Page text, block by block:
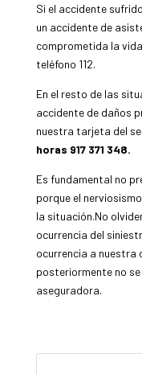
Si el accidente
un accidente de
comprometida la
teléfono 112.
En el resto de las
accidente de daños
nuestra tarjeta del
horas 917 371 348.
Es fundamental no
porque el
la situación.No
ocurrencia del
ocurrencia a nuestra
posteriormente no
aseguradora.